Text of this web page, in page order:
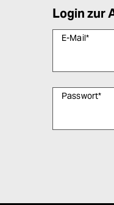
Login zur
E-Mail*
Passwort*